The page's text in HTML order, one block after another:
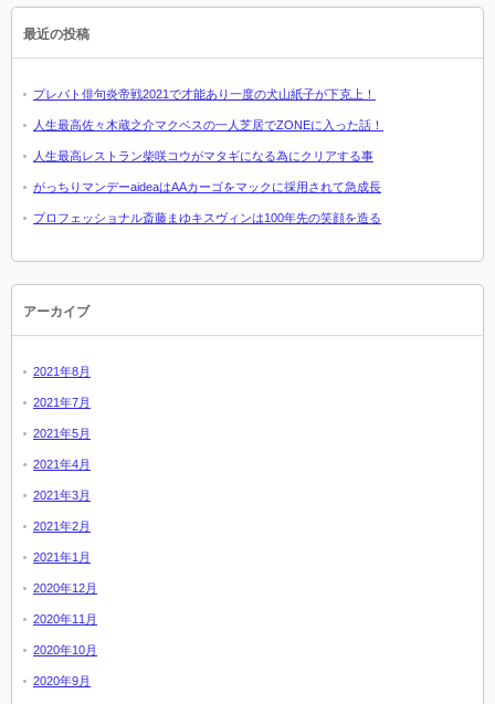
最近の投稿
プレバト俳句炎帝戦2021で才能あり一度の犬山紙子が下克上！
人生最高佐々木蔵之介マクベスの一人芝居でZONEに入った話！
人生最高レストラン柴咲コウがマタギになる為にクリアする事
がっちりマンデーaideaはAAカーゴをマックに採用されて急成長
プロフェッショナル斎藤まゆキスヴィンは100年先の笑顔を造る
アーカイブ
2021年8月
2021年7月
2021年5月
2021年4月
2021年3月
2021年2月
2021年1月
2020年12月
2020年11月
2020年10月
2020年9月